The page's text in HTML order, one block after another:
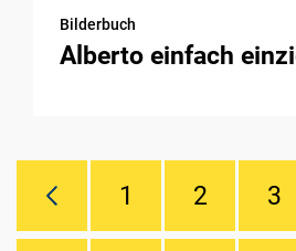
Bilderbuch
Alberto einfach
1 2 3